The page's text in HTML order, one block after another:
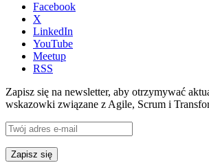
Facebook
X
LinkedIn
YouTube
Meetup
RSS
Zapisz się na newsletter, aby otrzymywać
wskazowki związane z Agile, Scrum i